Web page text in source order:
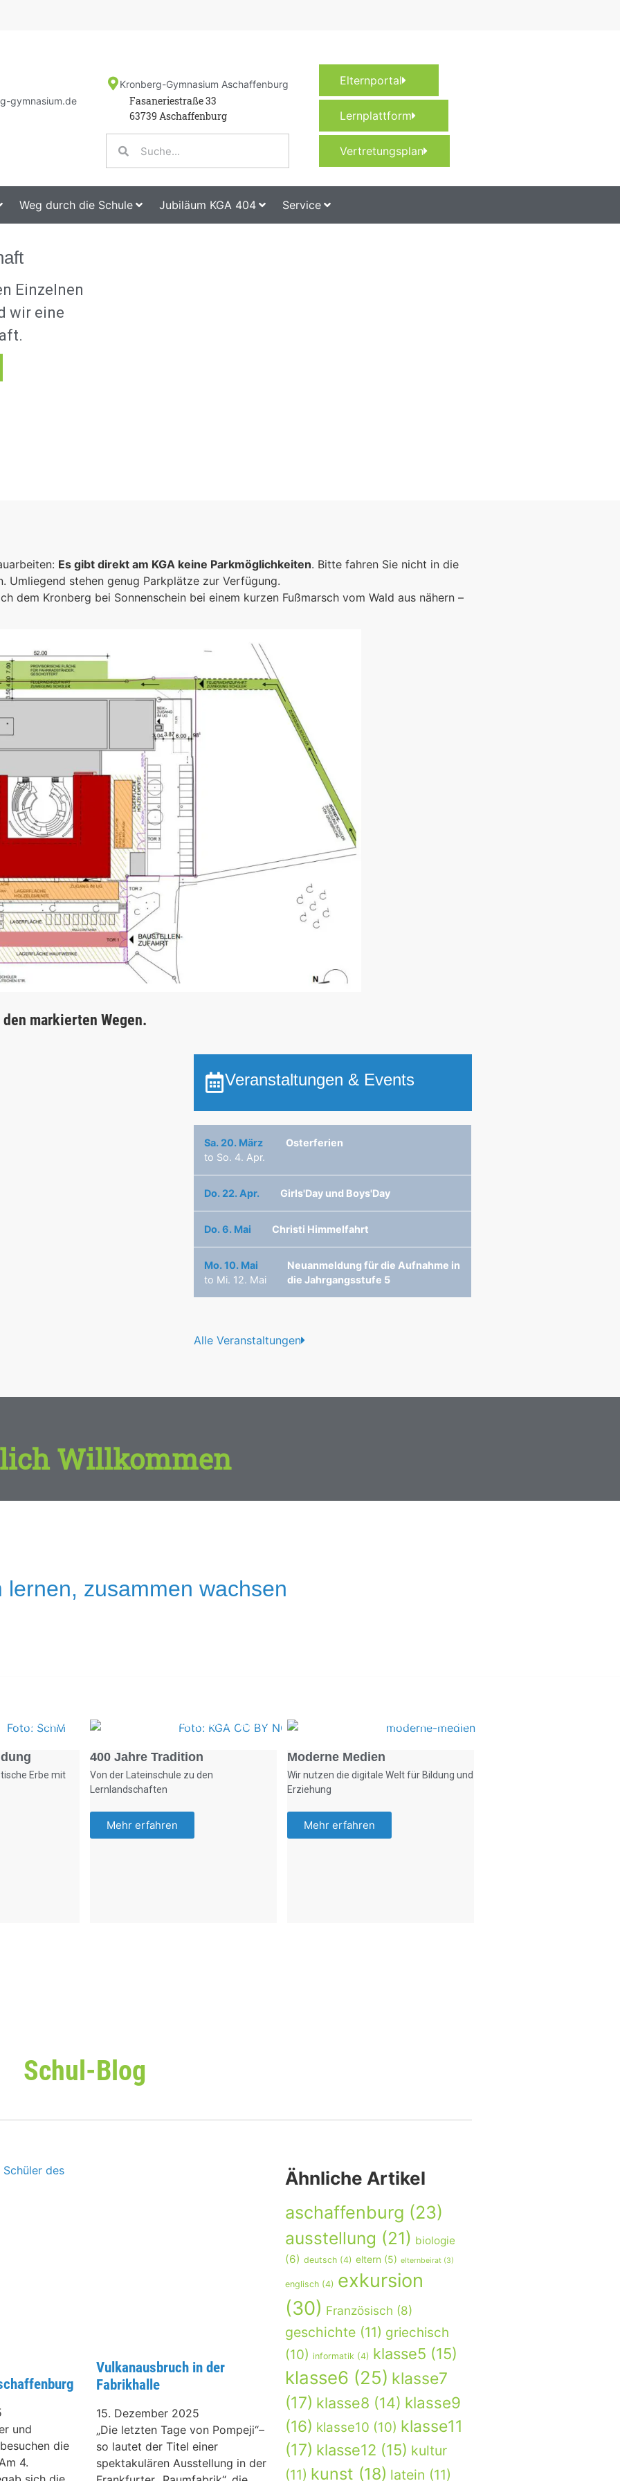
gymnasium.de
Kronberg-Gymnasium Aschaffenburg
Fasaneriestraße 33
63739 Aschaffenburg
Elternportal
Lernplattform
Vertretungsplan
Weg durch die Schule Jubiläum KGA 404 Service
Einzelnen
wir eine
Es gibt direkt am KGA keine Parkmöglichkeiten. Bitte fahren Sie nicht in die
Umliegend stehen genug Parkplätze zur Verfügung.
dem Kronberg bei Sonnenschein bei einem kurzen Fußmarsch vom Wald aus nähern –
markierten Wegen.
Veranstaltungen & Events
Sa. 20. März
to So. 4. Apr.
Osterferien
Do. 22. Apr. Girls'Day und Boys'Day
Do. 6. Mai Christi Himmelfahrt
Mo. 10. Mai
to Mi. 12. Mai
Neuanmeldung für die Aufnahme in
die Jahrgangsstufe 5
Alle Veranstaltungen
Willkommen
lernen, zusammen wachsen
Foto: SchM
Erbe mit
Foto: KGA CC BY NC
400 Jahre Tradition
Von der Lateinschule zu den
Lernlandschaften
Mehr erfahren
Foto: KGA CC BY NC
Moderne Medien
Wir nutzen die digitale Welt für Bildung und
Erziehung
Mehr erfahren
Schul-Blog
und
die
4.
Vulkanausbruch in der
Fabrikhalle
15. Dezember 2025
„Die letzten Tage von Pompeji“–
so lautet der Titel einer
spektakulären Ausstellung in der
Ähnliche Artikel
aschaffenburg (23)
ausstellung (21) biologie
(6) deutsch (4) eltern (5) elternbeirat (3)
englisch (4) exkursion
(30) Französisch (8)
geschichte (11) griechisch
(10) informatik (4) klasse5 (15)
klasse6 (25) klasse7
(17) klasse8 (14) klasse9
(16) klasse10 (10) klasse11
(17) klasse12 (15) kultur
(11) kunst (18) latein (11)